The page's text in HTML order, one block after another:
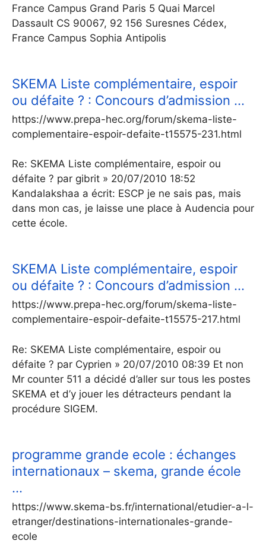
France Campus Grand Paris 5 Quai Marcel
Dassault CS 90067, 92 156 Suresnes Cédex,
France Campus Sophia Antipolis
SKEMA Liste complémentaire, espoir
ou défaite ? : Concours d’admission …
https://www.prepa-hec.org/forum/skema-liste-
complementaire-espoir-defaite-t15575-231.html
Re: SKEMA Liste complémentaire, espoir ou
défaite ? par gibrit » 20/07/2010 18:52
Kandalakshaa a écrit: ESCP je ne sais pas, mais
dans mon cas, je laisse une place à Audencia pour
cette école.
SKEMA Liste complémentaire, espoir
ou défaite ? : Concours d’admission …
https://www.prepa-hec.org/forum/skema-liste-
complementaire-espoir-defaite-t15575-217.html
Re: SKEMA Liste complémentaire, espoir ou
défaite ? par Cyprien » 20/07/2010 08:39 Et non
Mr counter 511 a décidé d’aller sur tous les postes
SKEMA et d’y jouer les détracteurs pendant la
procédure SIGEM.
programme grande ecole : échanges
internationaux – skema, grande école
…
https://www.skema-bs.fr/international/etudier-a-l-
etranger/destinations-internationales-grande-
ecole